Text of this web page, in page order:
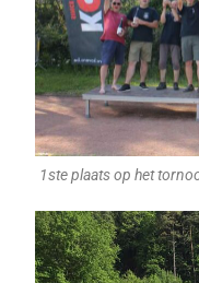
1ste plaats op het